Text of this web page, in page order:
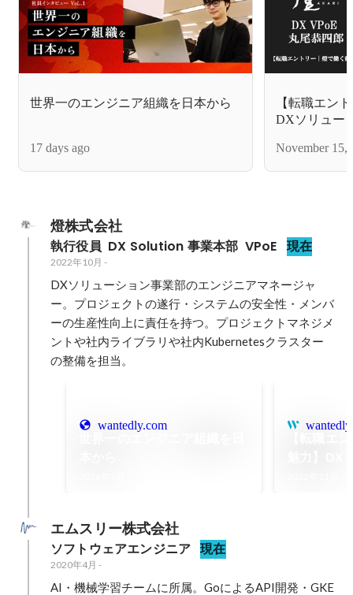
世界一のエンジニア組織を日本から
17 days ago
【転職エン
DXソリュー
November 15,
燈株式会社
執行役員  DX Solution 事業本部  VPoE 現在
2022年10月 -
DXソリューション事業部のエンジニアマネージャ
ー。プロジェクトの遂行・システムの安全性・メンバ
ーの生産性向上に責任を持つ。プロジェクトマネジメ
ントや社内ライブラリや社内Kubernetesクラスター
の整備を担当。
wantedly.com
エムスリー株式会社
ソフトウェアエンジニア 現在
2020年4月 -
AI・機械学習チームに所属。GoによるAPI開発・GKE